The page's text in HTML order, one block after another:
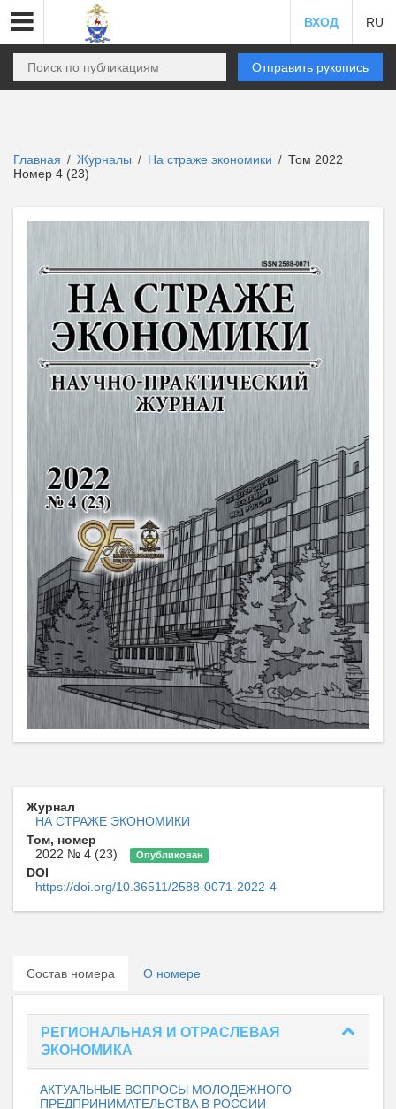
ВХОД RU
Отправить рукопись
Главная / Журналы / На страже экономики / Том 2022
Номер 4 (23)
Журнал
НА СТРАЖЕ ЭКОНОМИКИ
Том, номер
2022 № 4 (23)
Опубликован
DOI
https://doi.org/10.36511/2588-0071-2022-4
Состав номера О номере
РЕГИОНАЛЬНАЯ И ОТРАСЛЕВАЯ
ЭКОНОМИКА
АКТУАЛЬНЫЕ ВОПРОСЫ МОЛОДЕЖНОГО
ПРЕДПРИНИМАТЕЛЬСТВА В РОССИИ